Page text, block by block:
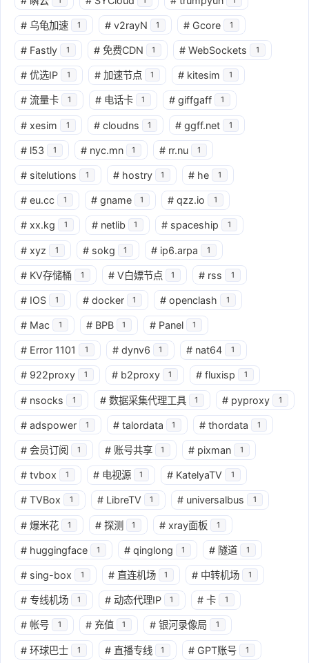
# 乌龟加速 1 # v2rayN 1 # Gcore 1
# Fastly 1 # 免费CDN 1 # WebSockets 1
# 优选IP 1 # 加速节点 1 # kitesim 1
# 流量卡 1 # 电话卡 1 # giffgaff 1
# xesim 1 # cloudns 1 # ggff.net 1
# l53 1 # nyc.mn 1 # rr.nu 1
# sitelutions 1 # hostry 1 # he 1
# eu.cc 1 # gname 1 # qzz.io 1
# xx.kg 1 # netlib 1 # spaceship 1
# xyz 1 # sokg 1 # ip6.arpa 1
# KV存储桶 1 # V白嫖节点 1 # rss 1
# IOS 1 # docker 1 # openclash 1
# Mac 1 # BPB 1 # Panel 1
# Error 1101 1 # dynv6 1 # nat64 1
# 922proxy 1 # b2proxy 1 # fluxisp 1
# nsocks 1 # 数据采集代理工具 1 # pyproxy 1
# adspower 1 # talordata 1 # thordata 1
# 会员订阅 1 # 账号共享 1 # pixman 1
# tvbox 1 # 电视源 1 # KatelyaTV 1
# TVBox 1 # LibreTV 1 # universalbus 1
# 爆米花 1 # 探测 1 # xray面板 1
# huggingface 1 # qinglong 1 # 隧道 1
# sing-box 1 # 直连机场 1 # 中转机场 1
# 专线机场 1 # 动态代理IP 1 # 卡 1
# 帐号 1 # 充值 1 # 银河录像局 1
# 环球巴士 1 # 直播专线 1 # GPT账号 1